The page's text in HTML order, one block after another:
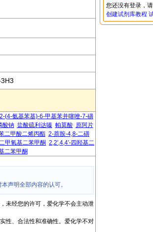
2-(4-氨基苯基)-6-甲基苯并噻唑-7-磺
酸钠 盐酸硫利达嗪 帕莫酸 原阿片
二甲酸二烯丙酯 2-萘胺-4,8-二磺
甲氧基二苯甲酮 2,2',4,4'-四羟基二
二苯甲酮
声明全部内容的认可。
未经您的许可，爱化学不会主动泄
性、合法性和准确性。爱化学不对
您还没有登录，
创建试剂库教程